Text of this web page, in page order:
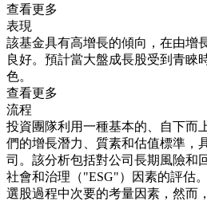
查看更多
表現
該基金具有高增長的傾向，在由增
良好。預計當大盤成長股受到青睞
色。
查看更多
流程
投資團隊利用一種基本的、自下而
們的增長潛力、質素和估值標準，
司。該分析包括對公司長期風險和
社會和治理（"ESG"）因素的評估
選股過程中次要的考量因素，然而